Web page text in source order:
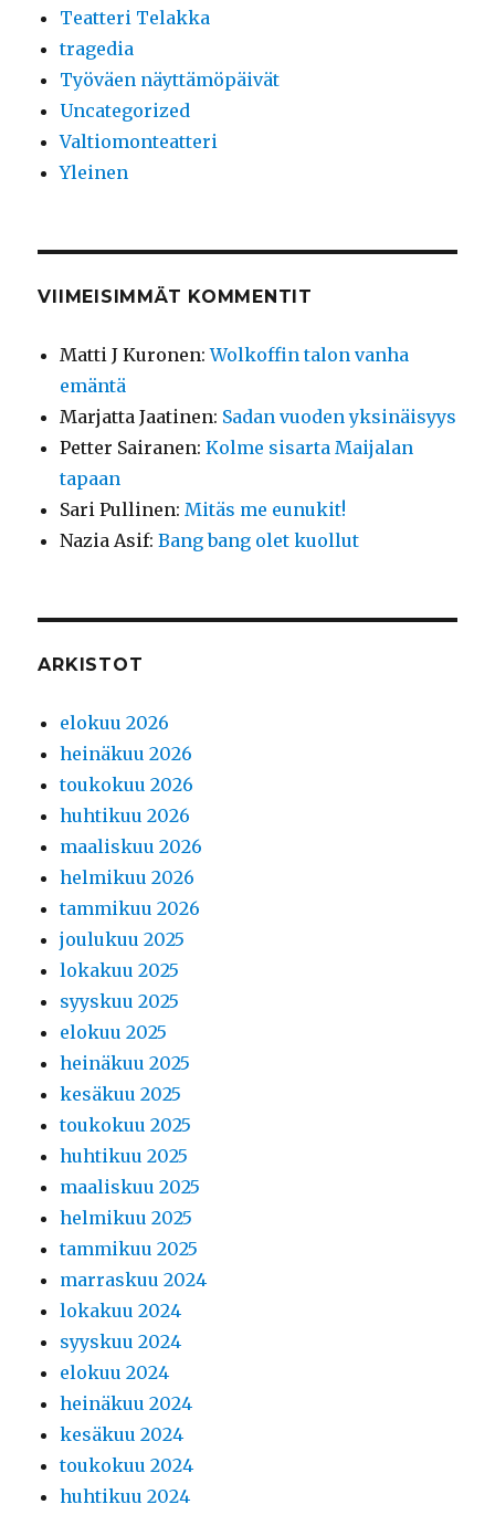
Teatteri Telakka
tragedia
Työväen näyttämöpäivät
Uncategorized
Valtiomonteatteri
Yleinen
VIIMEISIMMÄT KOMMENTIT
Matti J Kuronen:Wolkoffin talon vanha
emäntä
Marjatta Jaatinen: Sadan vuoden yksinäisyys
Petter Sairanen:Kolme sisarta Maijalan
tapaan
Sari Pullinen:Mitäs me eunukit!
Nazia Asif:Bang bang olet kuollut
ARKISTOT
elokuu 2026
heinäkuu 2026
toukokuu 2026
huhtikuu 2026
maaliskuu 2026
helmikuu 2026
tammikuu 2026
joulukuu 2025
lokakuu 2025
syyskuu 2025
elokuu 2025
heinäkuu 2025
kesäkuu 2025
toukokuu 2025
huhtikuu 2025
maaliskuu 2025
helmikuu 2025
tammikuu 2025
marraskuu 2024
lokakuu 2024
syyskuu 2024
elokuu 2024
heinäkuu 2024
kesäkuu 2024
toukokuu 2024
huhtikuu 2024